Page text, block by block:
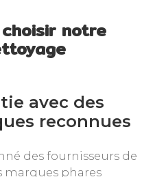
notre
avec des
reconnues
des fournisseurs de
phares